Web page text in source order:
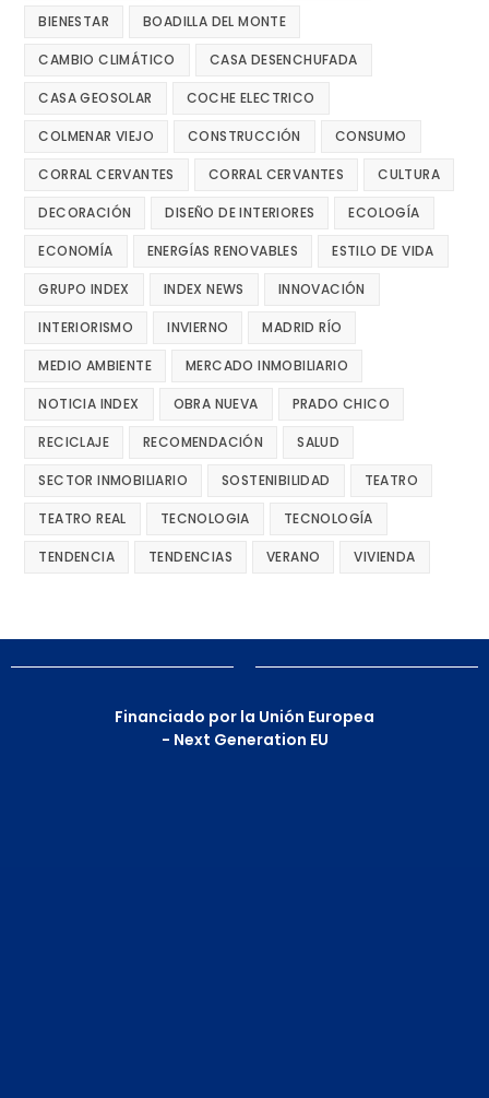
BIENESTAR BOADILLA DEL MONTE
CAMBIO CLIMÁTICO CASA DESENCHUFADA
CASA GEOSOLAR COCHE ELECTRICO
COLMENAR VIEJO CONSTRUCCIÓN CONSUMO
CORRAL CERVANTES CORRAL CERVANTES CULTURA
DECORACIÓN DISEÑO DE INTERIORES ECOLOGÍA
ECONOMÍA ENERGÍAS RENOVABLES ESTILO DE VIDA
GRUPO INDEX INDEX NEWS INNOVACIÓN
INTERIORISMO INVIERNO MADRID RÍO
MEDIO AMBIENTE MERCADO INMOBILIARIO
NOTICIA INDEX OBRA NUEVA PRADO CHICO
RECICLAJE RECOMENDACIÓN SALUD
SECTOR INMOBILIARIO SOSTENIBILIDAD TEATRO
TEATRO REAL TECNOLOGIA TECNOLOGÍA
TENDENCIA TENDENCIAS VERANO VIVIENDA
Financiado por la Unión Europea
- Next Generation EU